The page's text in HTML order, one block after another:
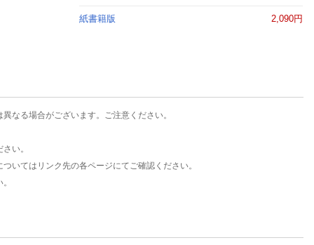
紙書籍版 2,090円
なる場合がございます。ご注意ください。
い。
いてはリンク先の各ページにてご確認ください。